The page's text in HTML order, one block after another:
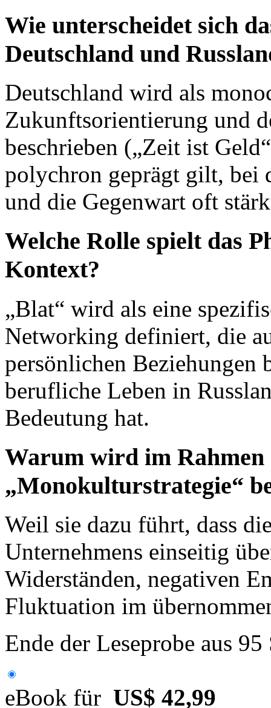
Wie unterscheidet sich
Deutschland und
Deutschland wird als
Zukunftsorientierung und
beschrieben („Zeit ist
polychron geprägt gilt, bei
und die Gegenwart oft
Welche Rolle spielt das
Kontext?
„Blat“ wird als eine
Networking definiert, die
persönlichen Beziehungen
berufliche Leben in
Bedeutung hat.
Warum wird im Rahmen
„Monokulturstrategie“
Weil sie dazu führt, dass
Unternehmens einseitig
Widerständen, negativen
Fluktuation im
Ende der Leseprobe aus
eBook für US$ 42,99